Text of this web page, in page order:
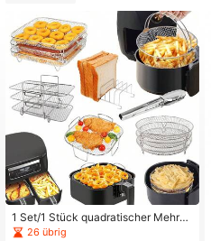
Camping
1 Set/1 Stück quadratischer Mehrsc
hicht-Luftfritteuse-Ständer, verdop
26 übrig